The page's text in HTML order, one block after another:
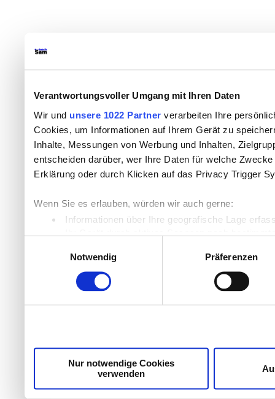
Verantwortungsvoller Umgang mit Ihren Daten
Wir und unsere 1022 Partner verarbeiten Ihre
Cookies, um Informationen auf Ihrem Gerät zu
Inhalte, Messungen von Werbung und Inhalten,
entscheiden darüber, wer Ihre Daten für welche
Erklärung oder durch Klicken auf das Privacy Trigger
Wenn Sie es erlauben, würden wir auch gerne:
Informationen über Ihre geografische Lage
Ihr Gerät durch aktives Scannen nach
Wir verwenden Cookies, um Inhalte und Anzeigen zu
die Zugriffe auf unsere Website zu analysieren.
Dienste gesammelt haben.
Notwendig
Präferenzen
Nur notwendige Cookies
verwenden